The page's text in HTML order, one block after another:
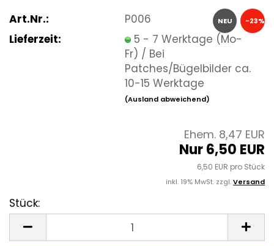
NEU -23%
Art.Nr.:
P006
Lieferzeit:
5 - 7 Werktage (Mo-
Fr) / Bei
Patches/Bügelbilder ca.
10-15 Werktage
(Ausland abweichend)
Ehem. 8,47 EUR
Nur 6,50 EUR
6,50 EUR pro Stück
inkl. 19% MwSt. zzgl.Versand
Stück: